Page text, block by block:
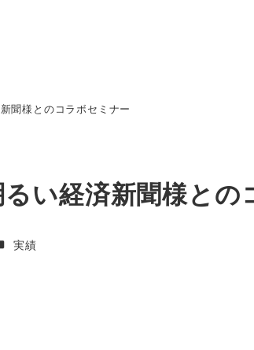
聞様とのコラボセミナー
るい経済新聞様と
実績